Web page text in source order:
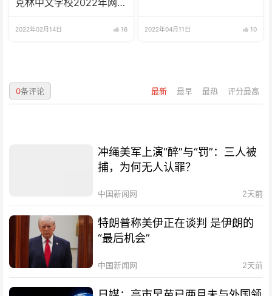
克林中文学校2022年网校
2022年02月14日 16 2022年04月11日 10
最新 最早 最热 评分最高
0条评论
冲绳美军上演“醉”与“罚”：三人被
捕，为何无人认罪？
中国新闻网 2天前
特朗普称美伊正在谈判 是伊朗的
“最后机会”
中国新闻网 2天前